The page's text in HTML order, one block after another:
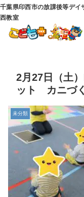
千葉県印西市の放課後等デ
西教室
2月27日（土
ット カニづ
未分類